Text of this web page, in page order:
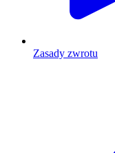
Zasady zwrotu